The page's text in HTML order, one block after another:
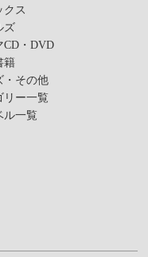
クス
ズ
CD・DVD
籍
・その他
リー一覧
ル一覧